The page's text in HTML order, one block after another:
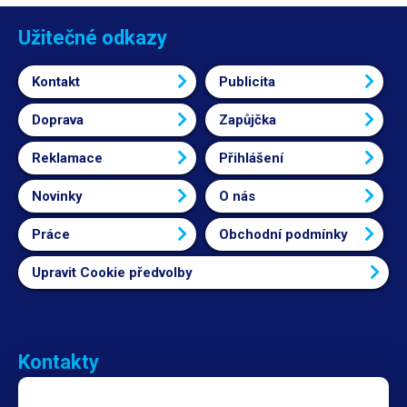
Užitečné odkazy
Kontakt Publicita
Doprava Zapůjčka
Reklamace Přihlášení
Novinky O nás
Práce Obchodní podmínky
Upravit Cookie předvolby
Kontakty